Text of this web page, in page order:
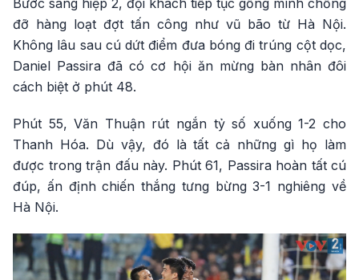
đỡ hàng loạt đợt tấn công như vũ bão từ Hà Nội.
Không lâu sau cú dứt điểm đưa bóng đi trúng cột dọc,
Daniel Passira đã có cơ hội ăn mừng bàn nhân đôi
cách biệt ở phút 48.
Phút 55, Văn Thuận rút ngắn tỷ số xuống 1-2 cho
Thanh Hóa. Dù vậy, đó là tất cả những gì họ làm
được trong trận đấu này. Phút 61, Passira hoàn tất cú
đúp, ấn định chiến thắng tưng bừng 3-1 nghiêng về
Hà Nội.